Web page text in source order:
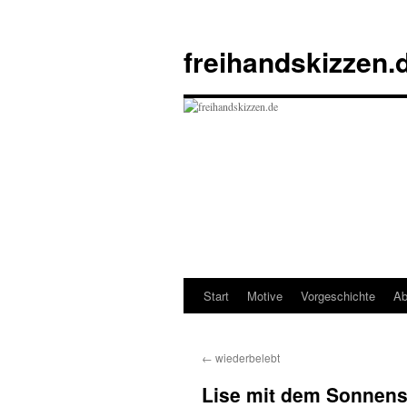
springen
Start Motive Vorgeschichte
← wiederbelebt
Lise mit dem